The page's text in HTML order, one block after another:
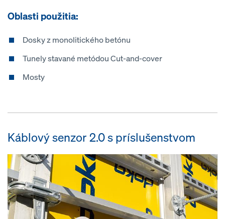
Oblasti použitia:
Dosky z monolitického betónu
Tunely stavané metódou Cut-and-cover
Mosty
Káblový senzor 2.0 s príslušenstvom